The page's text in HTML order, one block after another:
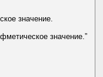
значение.
значение.”